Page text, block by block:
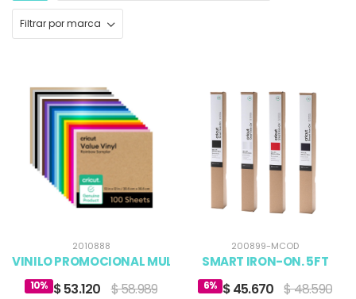
2010888
VINILO PROMOCIONAL MULTICOLOR CRICUT 12 X 12 (100)
10% $ 53.120 $ 58.989
200899-MCOD
SMART IRON-ON. 5FT
6% $ 45.670 $ 48.590